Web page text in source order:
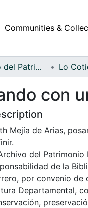
Communities &
Fondo Archivo del Patrimonio Fotográfico y Fílmico del Valle del Cauca Lo
con
Mejía de Arias,
del
de la
por convenio de
Departamental,